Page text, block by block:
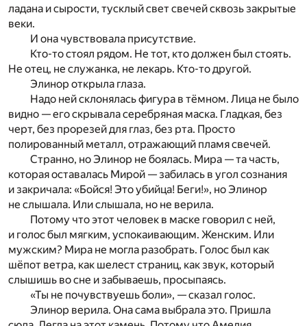
ладана и сырости, тусклый свет свечей сквозь закрытые
веки.
И она чувствовала присутствие.
Кто-то стоял рядом. Не тот, кто должен был стоять.
Не отец, не служанка, не лекарь. Кто-то другой.
Элинор открыла глаза.
Надо ней склонялась фигура в тёмном. Лица не было
видно — его скрывала серебряная маска. Гладкая, без
черт, без прорезей для глаз, без рта. Просто
полированный металл, отражающий пламя свечей.
Странно, но Элинор не боялась. Мира — та часть,
которая оставалась Мирой — забилась в угол сознания
и закричала: «Бойся! Это убийца! Беги!», но Элинор
не слышала. Или слышала, но не верила.
Потому что этот человек в маске говорил с ней,
и голос был мягким, успокаивающим. Женским. Или
мужским? Мира не могла разобрать. Голос был как
шёпот ветра, как шелест страниц, как звук, который
слышишь во сне и забываешь, просыпаясь.
«Ты не почувствуешь боли», — сказал голос.
Элинор верила. Она сама выбрала это. Пришла